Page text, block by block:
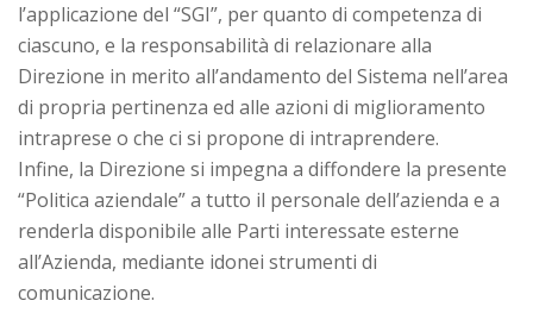
l’applicazione del “SGI”, per quanto di competenza di
ciascuno, e la responsabilità di relazionare alla
Direzione in merito all’andamento del Sistema nell’area
di propria pertinenza ed alle azioni di miglioramento
intraprese o che ci si propone di intraprendere.
Infine, la Direzione si impegna a diffondere la presente
“Politica aziendale” a tutto il personale dell’azienda e a
renderla disponibile alle Parti interessate esterne
all’Azienda, mediante idonei strumenti di
comunicazione.